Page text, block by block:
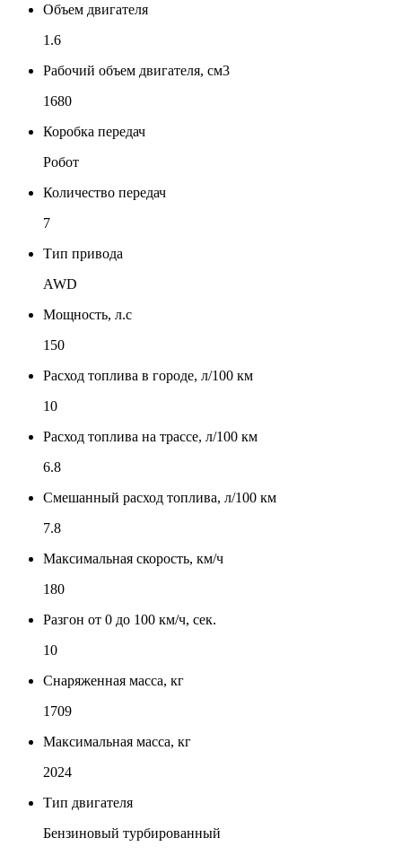
Объем двигателя
1.6
Рабочий объем двигателя, см3
1680
Коробка передач
Робот
Количество передач
7
Тип привода
AWD
Мощность, л.с
150
Расход топлива в городе, л/100 км
10
Расход топлива на трассе, л/100 км
6.8
Смешанный расход топлива, л/100 км
7.8
Максимальная скорость, км/ч
180
Разгон от 0 до 100 км/ч, сек.
10
Снаряженная масса, кг
1709
Максимальная масса, кг
2024
Тип двигателя
Бензиновый турбированный